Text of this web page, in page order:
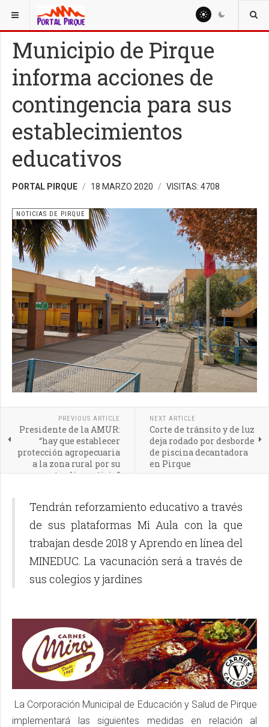
ESTÁ AQUÍ: NOTICIAS
Municipio de Pirque
informa acciones de
contingencia para sus
establecimientos
educativos
PORTAL PIRQUE 18 MARZO 2020 VISITAS: 4708
NOTICIAS DE PIRQUE
PREVIOUS ARTICLE
Presidente de la AMUR:
“hay que establecer
protección agropecuaria
a la zona rural por su
aporte alimenticio”
NEXT ARTICLE
Corte de tránsito y de luz
deja rodado por desborde
de piscina decantadora
en Pirque
Tendrán reforzamiento educativo a través
de sus plataformas Mi Aula con la que
trabajan desde 2018 y Aprendo en línea del
MINEDUC. La vacunación será a través de
sus colegios y jardines
La Corporación Municipal de Educación y Salud de Pirque
implementará las siguientes medidas en relación al